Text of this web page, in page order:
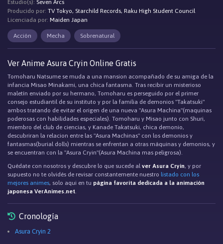
Estudio(s): Seven Arcs
Producido por: TV Tokyo, Starchild Records, Raku High Student Council
Licenciada por: Maiden Japan
Acción Mecha Sobrenatural
Ver Anime Asura Cryin Online Gratis
Tomoharu Natsume se muda a una mansion acompañado de su amiga de la
infancia Misao Minakami, una chica fantasma. Tras recibir un misterioso
maletín enviado por su hermano, Tomoharu es perseguido por el primer
consejo estudiantil de su instituto y por la familia de demonios "Takatsuki"
ambos tratando de evitar el origen de una nueva "Asura Machina"(maquinas
poderosas con habilidades especiales). Tomoharu y Misao junto con Shuri,
miembro del club de ciencias, y Kanade Takatsuki, chica demonio,
descubriran la relacion entre las "Asura Machinas" con los demonios y
fantasmas(burial dolls) mientras se enfrentan a otras máquinas y demonios, y
se encuentran con la "Asura Cryin"(Asura Machina mas peligrosa).
Quédate con nosotros y descubre lo que sucede alver Asura Cryin, y por
supuesto no te olvidés de revisar constantemente nuestro listado con los
mejores animes, solo aqui en tu página favorita dedicada a la animación
japonesa VerAnimes.net.
Cronología
Asura Cryin 2